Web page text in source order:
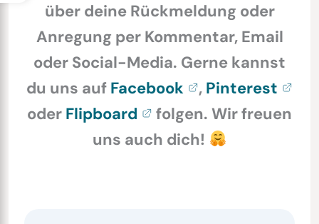
über deine Rückmeldung oder
Anregung per Kommentar, Email
oder Social-Media. Gerne kannst
du uns auf Facebook , Pinterest
oder Flipboard
folgen. Wir freuen
uns auch dich!